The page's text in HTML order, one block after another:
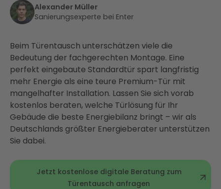
Alexander Müller
Sanierungsexperte bei Enter
Beim Türentausch unterschätzen viele die
Bedeutung der fachgerechten Montage. Eine
perfekt eingebaute Standardtür spart langfristig
mehr Energie als eine teure Premium-Tür mit
mangelhafter Installation. Lassen Sie sich vorab
kostenlos beraten, welche Türlösung für Ihr
Gebäude die beste Energiebilanz bringt – wir als
Deutschlands größter Energieberater unterstützen
Sie dabei.
Jetzt kostenlose digitale Beratung zum
Türentausch anfragen